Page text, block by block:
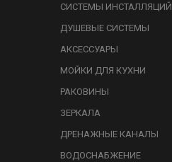
СИСТЕМЫ ИНСТАЛЛЯЦИЙ
ДУШЕВЫЕ СИСТЕМЫ
АКСЕССУАРЫ
МОЙКИ ДЛЯ КУХНИ
РАКОВИНЫ
ЗЕРКАЛА
ДРЕНАЖНЫЕ КАНАЛЫ
ВОДОСНАБЖЕНИЕ